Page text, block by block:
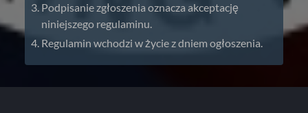
Podpisanie zgłoszenia oznacza akceptację
niniejszego regulaminu.
Regulamin wchodzi w życie z dniem ogłoszenia.